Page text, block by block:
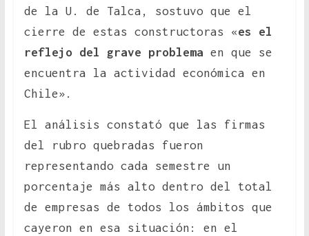
de la U. de Talca, sostuvo que el
cierre de estas constructoras «es el
reflejo del grave problema en que se
encuentra la actividad económica en
Chile».
El análisis constató que las firmas
del rubro quebradas fueron
representando cada semestre un
porcentaje más alto dentro del total
de empresas de todos los ámbitos que
cayeron en esa situación: en el